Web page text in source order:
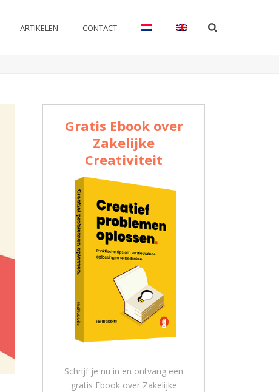
ARTIKELEN CONTACT
Gratis Ebook over
Zakelijke
Creativiteit
Schrijf je nu in en ontvang een
gratis Ebook over Zakelijke